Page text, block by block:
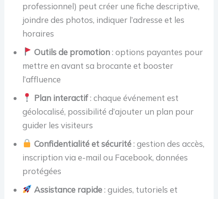
professionnel) peut créer une fiche descriptive,
joindre des photos, indiquer l’adresse et les
horaires
Outils de promotion: options payantes pour
mettre en avant sa brocante et booster
l’affluence
Plan interactif: chaque événement est
géolocalisé, possibilité d’ajouter un plan pour
guider les visiteurs
Confidentialité et sécurité: gestion des accès,
inscription via e-mail ou Facebook, données
protégées
Assistance rapide: guides, tutoriels et